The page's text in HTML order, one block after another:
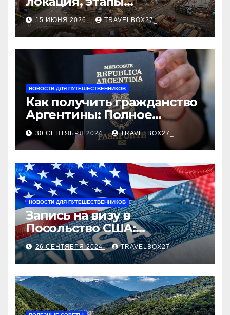
строительства, проверка
застройщика, сценарии
оформления сделки и
рыночные ориентиры
15 ИЮНЯ 2026 TRAVELBOX27_
НОВОСТИ ДЛЯ ПУТЕШЕСТВЕННИКОВ
Как получить гражданство
Аргентины: Полное
руководство
30 СЕНТЯБРЯ 2024 TRAVELBOX27_
НОВОСТИ ДЛЯ ПУТЕШЕСТВЕННИКОВ
Запись на визу в
Посольство США:
Пошаговое руководство
26 СЕНТЯБРЯ 2024 TRAVELBOX27_